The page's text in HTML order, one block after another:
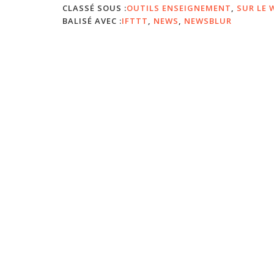
CLASSÉ SOUS :OUTILS ENSEIGNEMENT
SUR LE
BALISÉ AVEC :IFTTT NEWS NEWSBLUR